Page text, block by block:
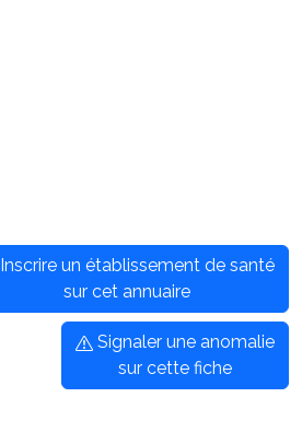
Inscrire un établissement de santé
sur cet annuaire
Signaler une anomalie
sur cette fiche